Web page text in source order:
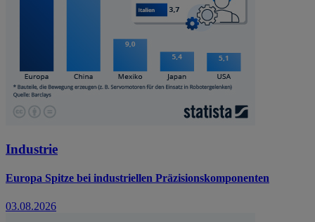
Industrie
Europa Spitze bei industriellen Präzisionskomponenten
03.08.2026